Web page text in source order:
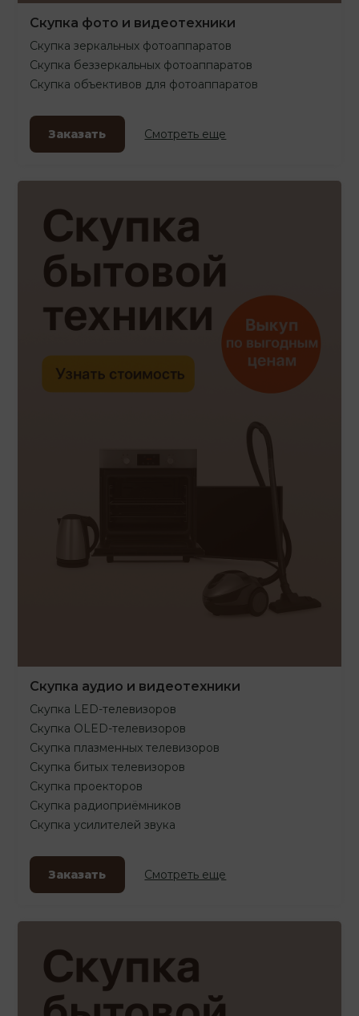
Скупка фото и видеотехники
Скупка зеркальных фотоаппаратов
Скупка беззеркальных фотоаппаратов
Скупка объективов для фотоаппаратов
Заказать Смотреть еще
Скупка аудио и видеотехники
Скупка LED-телевизоров
Скупка OLED-телевизоров
Скупка плазменных телевизоров
Скупка битых телевизоров
Скупка проекторов
Скупка радиоприёмников
Скупка усилителей звука
Заказать Смотреть еще